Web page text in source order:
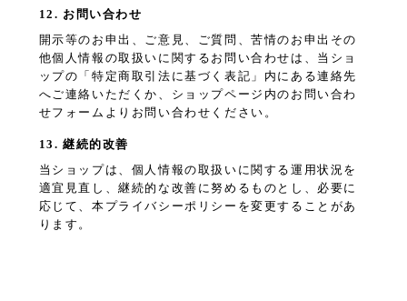
12. お問い合わせ
開示等のお申出、ご意見、ご質問、苦情のお申出その
他個人情報の取扱いに関するお問い合わせは、当ショ
ップの「特定商取引法に基づく表記」内にある連絡先
へご連絡いただくか、ショップページ内のお問い合わ
せフォームよりお問い合わせください。
13. 継続的改善
当ショップは、個人情報の取扱いに関する運用状況を
適宜見直し、継続的な改善に努めるものとし、必要に
応じて、本プライバシーポリシーを変更することがあ
ります。